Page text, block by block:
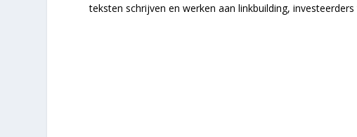
teksten schrijven en werken aan linkbuilding,